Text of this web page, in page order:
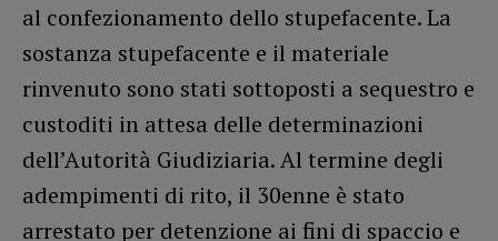
al confezionamento dello stupefacente. La
sostanza stupefacente e il materiale
rinvenuto sono stati sottoposti a sequestro e
custoditi in attesa delle determinazioni
dell’Autorità Giudiziaria. Al termine degli
adempimenti di rito, il 30enne è stato
arrestato per detenzione ai fini di spaccio e